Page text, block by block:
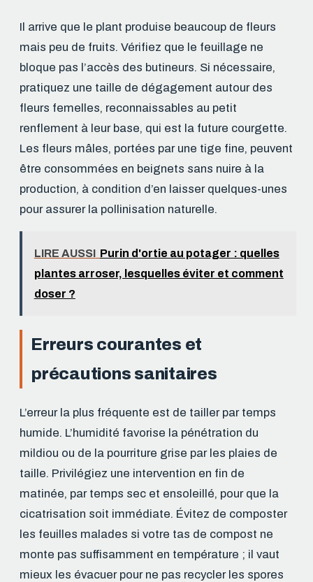
Il arrive que le plant produise beaucoup de fleurs
mais peu de fruits. Vérifiez que le feuillage ne
bloque pas l’accès des butineurs. Si nécessaire,
pratiquez une taille de dégagement autour des
fleurs femelles, reconnaissables au petit
renflement à leur base, qui est la future courgette.
Les fleurs mâles, portées par une tige fine, peuvent
être consommées en beignets sans nuire à la
production, à condition d’en laisser quelques-unes
pour assurer la pollinisation naturelle.
LIRE AUSSI Purin d'ortie au potager : quelles
plantes arroser, lesquelles éviter et comment
doser ?
Erreurs courantes et
précautions sanitaires
L’erreur la plus fréquente est de tailler par temps
humide. L’humidité favorise la pénétration du
mildiou ou de la pourriture grise par les plaies de
taille. Privilégiez une intervention en fin de
matinée, par temps sec et ensoleillé, pour que la
cicatrisation soit immédiate. Évitez de composter
les feuilles malades si votre tas de compost ne
monte pas suffisamment en température ; il vaut
mieux les évacuer pour ne pas recycler les spores